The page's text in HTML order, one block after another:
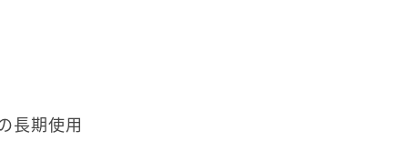
長期使用